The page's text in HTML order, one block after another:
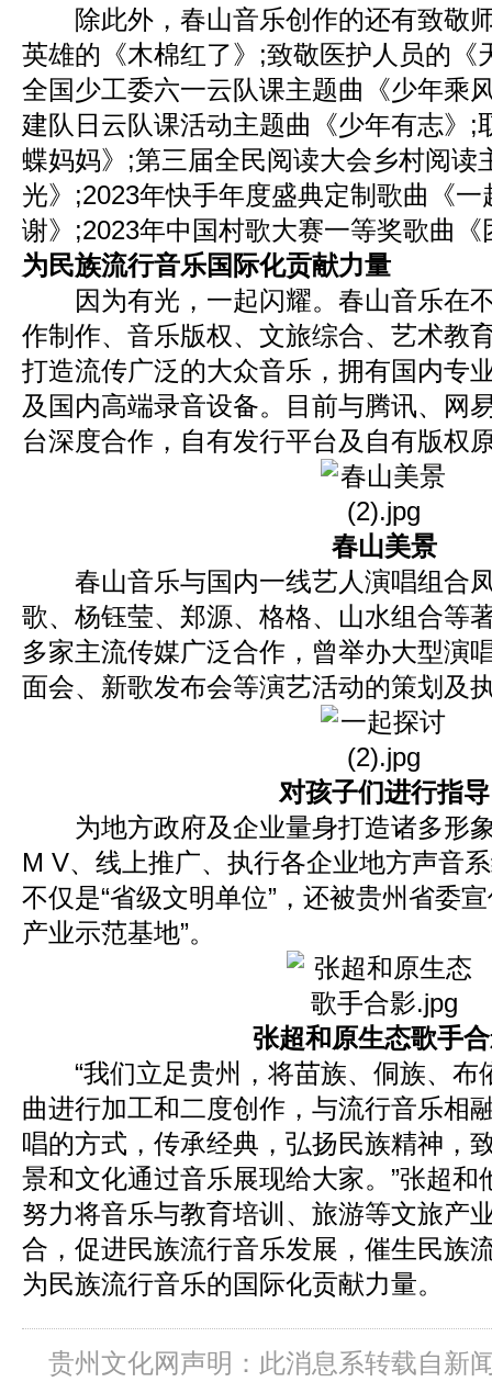
除此外，春山音乐创作的还有致敬
英雄的《木棉红了》;致敬医护人员的《
全国少工委六一云队课主题曲《少年乘
建队日云队课活动主题曲《少年有志》;
蝶妈妈》;第三届全民阅读大会乡村阅读
光》;2023年快手年度盛典定制歌曲《
谢》;2023年中国村歌大赛一等奖歌曲《
为民族流行音乐国际化贡献力量
因为有光，一起闪耀。春山音乐在
作制作、音乐版权、文旅综合、艺术教
打造流传广泛的大众音乐，拥有国内专
及国内高端录音设备。目前与腾讯、网
台深度合作，自有发行平台及自有版权
春山美景
春山音乐与国内一线艺人演唱组合
歌、杨钰莹、郑源、格格、山水组合等
多家主流传媒广泛合作，曾举办大型演
面会、新歌发布会等演艺活动的策划及
对孩子们进行指导
为地方政府及企业量身打造诸多形
M V、线上推广、执行各企业地方声音
不仅是“省级文明单位”，还被贵州省委
产业示范基地”。
张超和原生态歌手
“我们立足贵州，将苗族、侗族、布
曲进行加工和二度创作，与流行音乐相
唱的方式，传承经典，弘扬民族精神，
景和文化通过音乐展现给大家。”张超
努力将音乐与教育培训、旅游等文旅产
合，促进民族流行音乐发展，催生民族
为民族流行音乐的国际化贡献力量。
贵州文化网声明：此消息系转载自新